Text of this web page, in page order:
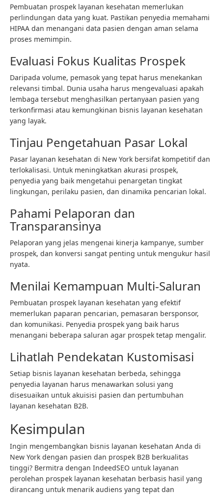
Pembuatan prospek layanan kesehatan memerlukan
perlindungan data yang kuat. Pastikan penyedia memahami
HIPAA dan menangani data pasien dengan aman selama
proses memimpin.
Evaluasi Fokus Kualitas Prospek
Daripada volume, pemasok yang tepat harus menekankan
relevansi timbal. Dunia usaha harus mengevaluasi apakah
lembaga tersebut menghasilkan pertanyaan pasien yang
terkonfirmasi atau kemungkinan bisnis layanan kesehatan
yang layak.
Tinjau Pengetahuan Pasar Lokal
Pasar layanan kesehatan di New York bersifat kompetitif dan
terlokalisasi. Untuk meningkatkan akurasi prospek,
penyedia yang baik mengetahui penargetan tingkat
lingkungan, perilaku pasien, dan dinamika pencarian lokal.
Pahami Pelaporan dan
Transparansinya
Pelaporan yang jelas mengenai kinerja kampanye, sumber
prospek, dan konversi sangat penting untuk mengukur hasil
nyata.
Menilai Kemampuan Multi-Saluran
Pembuatan prospek layanan kesehatan yang efektif
memerlukan paparan pencarian, pemasaran bersponsor,
dan komunikasi. Penyedia prospek yang baik harus
menangani beberapa saluran agar prospek tetap mengalir.
Lihatlah Pendekatan Kustomisasi
Setiap bisnis layanan kesehatan berbeda, sehingga
penyedia layanan harus menawarkan solusi yang
disesuaikan untuk akuisisi pasien dan pertumbuhan
layanan kesehatan B2B.
Kesimpulan
Ingin mengembangkan bisnis layanan kesehatan Anda di
New York dengan pasien dan prospek B2B berkualitas
tinggi? Bermitra dengan IndeedSEO untuk layanan
perolehan prospek layanan kesehatan berbasis hasil yang
dirancang untuk menarik audiens yang tepat dan